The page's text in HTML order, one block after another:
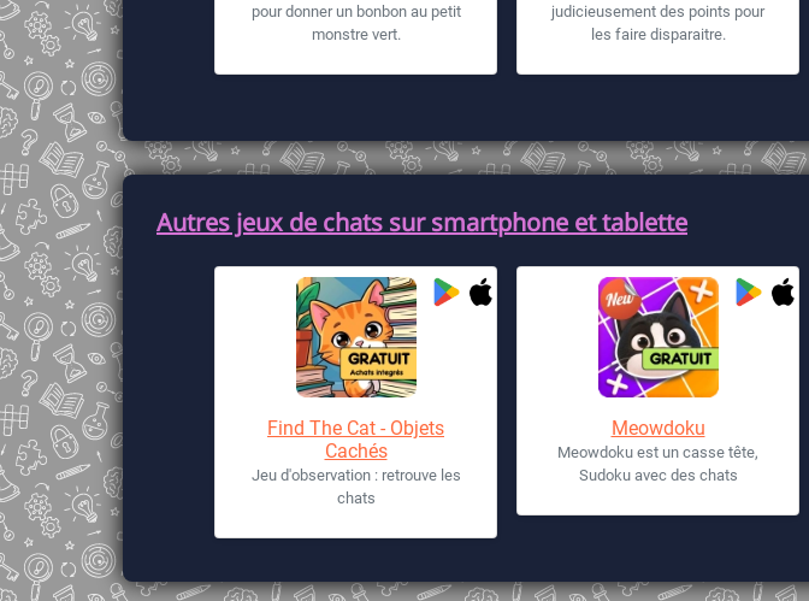
pour donner un bonbon au petit
monstre vert.
judicieusement des points pour
les faire disparaitre.
Autres jeux de chats sur smartphone et tablette
Find The Cat - Objets
Cachés
Jeu d'observation : retrouve les
chats
Meowdoku
Meowdoku est un casse tête,
Sudoku avec des chats